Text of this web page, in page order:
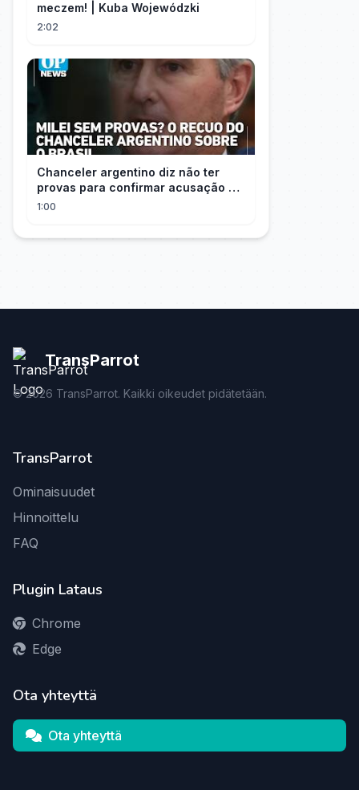
meczem! | Kuba Wojewódzki
2:02
Chanceler argentino diz não ter
provas para confirmar acusação de
Milei contra Brasil | OP News
1:00
TransParrot
©2026 TransParrot. Kaikki oikeudet pidätetään.
TransParrot
Ominaisuudet
Hinnoittelu
FAQ
Plugin Lataus
Chrome
Edge
Ota yhteyttä
Ota yhteyttä